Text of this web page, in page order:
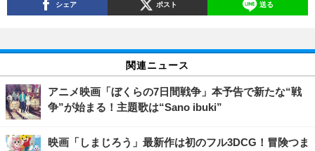
シェア ポスト 送る
関連ニュース
アニメ映画「ぼくらの7日間戦争」本予告で新たな“戦
争”が始まる！主題歌は“Sano ibuki”
映画「しまじろう」最新作は初のフル3DCG！冒険つま